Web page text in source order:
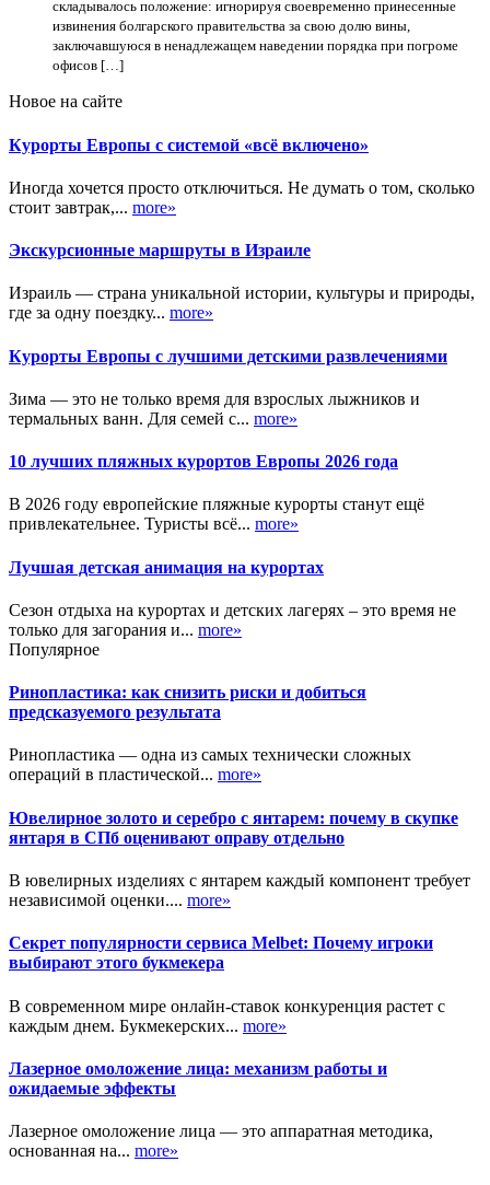
складывалось положение: игнорируя своевременно принесенные
извинения болгарского правительства за свою долю вины,
заключавшуюся в ненадлежащем наведении порядка при погроме
офисов […]
Новое на сайте
Курорты Европы с системой «всё включено»
Иногда хочется просто отключиться. Не думать о том, сколько
стоит завтрак,... more»
Экскурсионные маршруты в Израиле
Израиль — страна уникальной истории, культуры и природы,
где за одну поездку... more»
Курорты Европы с лучшими детскими развлечениями
Зима — это не только время для взрослых лыжников и
термальных ванн. Для семей с... more»
10 лучших пляжных курортов Европы 2026 года
В 2026 году европейские пляжные курорты станут ещё
привлекательнее. Туристы всё... more»
Лучшая детская анимация на курортах
Сезон отдыха на курортах и детских лагерях – это время не
только для загорания и... more»
Популярное
Ринопластика: как снизить риски и добиться
предсказуемого результата
Ринопластика — одна из самых технически сложных
операций в пластической... more»
Ювелирное золото и серебро с янтарем: почему в скупке
янтаря в СПб оценивают оправу отдельно
В ювелирных изделиях с янтарем каждый компонент требует
независимой оценки.... more»
Секрет популярности сервиса Melbet: Почему игроки
выбирают этого букмекера
В современном мире онлайн-ставок конкуренция растет с
каждым днем. Букмекерских... more»
Лазерное омоложение лица: механизм работы и
ожидаемые эффекты
Лазерное омоложение лица — это аппаратная методика,
основанная на... more»